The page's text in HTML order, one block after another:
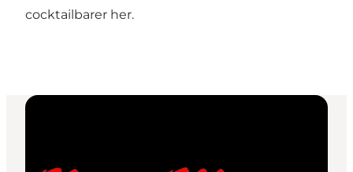
cocktailbarer her.